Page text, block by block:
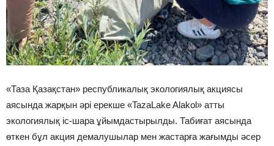
«Таза Қазақстан» республикалық экологиялық акциясы
аясында жарқын әрі ерекше «TazaLake Alakol» атты
экологиялық іс-шара ұйымдастырылды. Табиғат аясында
өткен бұл акция демалушылар мен жастарға жағымды әсер